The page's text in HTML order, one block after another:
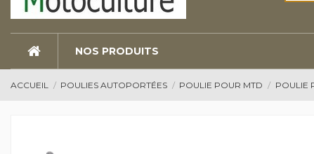
NOS PRODUITS
ACCUEIL POULIES AUTOPORTÉES POULIE POUR MTD POULIE